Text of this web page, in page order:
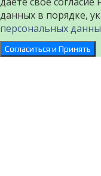
данных в порядке,
персональных
Согласиться и Принять